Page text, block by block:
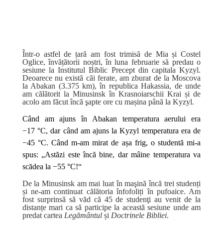
Într-o astfel de țară am fost trimisă de Mia și Costel
Oglice, învățătorii noștri, în luna februarie să predau o
sesiune la Institutul Biblic Precept din capitala Kyzyl.
Deoarece nu există căi ferate, am zburat de la Moscova
la Abakan (3.375 km), în republica Hakassia, de unde
am călătorit la Minusinsk în Krasnoiarschii Krai și de
acolo am făcut încă şapte ore cu mașina până la Kyzyl.
Când am ajuns în Abakan temperatura aerului era
−17 °C, dar când am ajuns la Kyzyl temperatura era de
−45 °C. Când m-am mirat de așa frig, o studentă mi-a
spus: „Astăzi este încă bine, dar mâine temperatura va
scădea la −55 °C!“
De la Minusinsk am mai luat în maşină încă trei studenți
și ne-am continuat călătoria înfofoliți în pufoaice. Am
fost surprinsă să văd că 45 de studenţi au venit de la
distanțe mari ca să participe la această sesiune unde am
predat cartea Legământul și Doctrinele Bibliei.